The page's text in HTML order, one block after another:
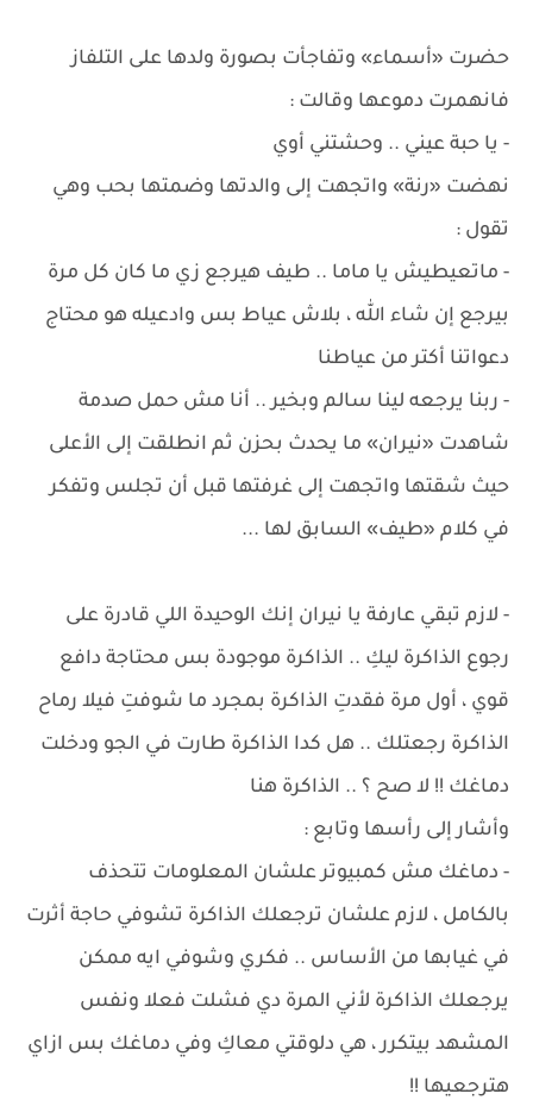
حضرت «أسماء» وتفاجأت بصورة ولدها على التلفاز
فانهمرت دموعها وقالت :
- يا حبة عيني .. وحشتني أوي
نهضت «رنة» واتجهت إلى والدتها وضمتها بحب وهي
تقول :
- ماتعيطيش يا ماما .. طيف هيرجع زي ما كان كل مرة
بيرجع إن شاء الله ، بلاش عياط بس وادعيله هو محتاج
دعواتنا أكتر من عياطنا
- ربنا يرجعه لينا سالم وبخير .. أنا مش حمل صدمة
شاهدت «نيران» ما يحدث بحزن ثم انطلقت إلى الأعلى
حيث شقتها واتجهت إلى غرفتها قبل أن تجلس وتفكر
في كلام «طيف» السابق لها ...
- لازم تبقي عارفة يا نيران إنك الوحيدة اللي قادرة على
رجوع الذاكرة ليكِ .. الذاكرة موجودة بس محتاجة دافع
قوي ، أول مرة فقدتِ الذاكرة بمجرد ما شوفتِ فيلا رماح
الذاكرة رجعتلك .. هل كدا الذاكرة طارت في الجو ودخلت
دماغك !! لا صح ؟ .. الذاكرة هنا
وأشار إلى رأسها وتابع :
- دماغك مش كمبيوتر علشان المعلومات تتحذف
بالكامل ، لازم علشان ترجعلك الذاكرة تشوفي حاجة أثرت
في غيابها من الأساس .. فكري وشوفي ايه ممكن
يرجعلك الذاكرة لأني المرة دي فشلت فعلا ونفس
المشهد بيتكرر ، هي دلوقتي معاكِ وفي دماغك بس ازاي
هترجعيها !!